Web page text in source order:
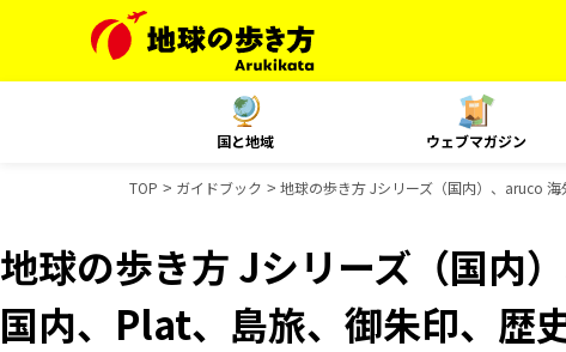
国と地域 ウェブマガジン
TOP ガイドブック 地球の歩き方 Jシリーズ（国内）、aruco
地球の歩き方 Jシリーズ（国内
国内、Plat、島旅、御朱印、歴